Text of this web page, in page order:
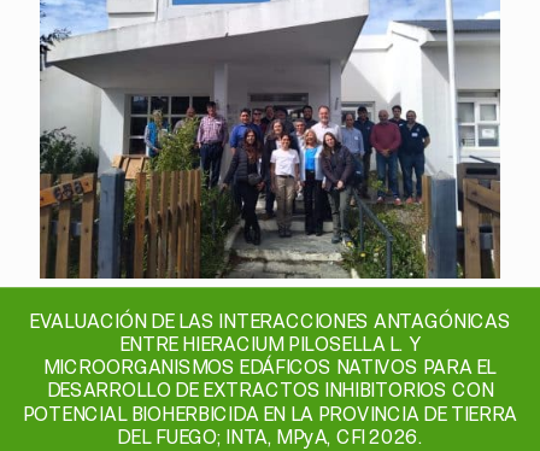
EVALUACIÓN DE LAS INTERACCIONES ANTAGÓNICAS
ENTRE HIERACIUM PILOSELLA L. Y
MICROORGANISMOS EDÁFICOS NATIVOS PARA EL
DESARROLLO DE EXTRACTOS INHIBITORIOS CON
POTENCIAL BIOHERBICIDA EN LA PROVINCIA DE TIERRA
DEL FUEGO; INTA, MPyA, CFI 2026.